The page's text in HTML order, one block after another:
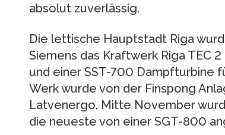
absolut zuverlässig.
Die lettische Hauptstadt Riga
Siemens das Kraftwerk Riga TEC
und einer SST-700 Dampfturbine
Werk wurde von der Finspong
Latvenergo. Mitte November
die neueste von einer SGT-800